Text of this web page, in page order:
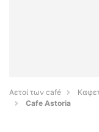
Αετοί των café
Cafe Astoria